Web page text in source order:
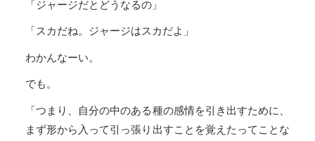
「ジャージだとどうなるの」
「スカだね。ジャージはスカだよ」
わかんなーい。
でも。
「つまり、自分の中のある種の感情を引き出すために、
まず形から入って引っ張り出すことを覚えたってことな